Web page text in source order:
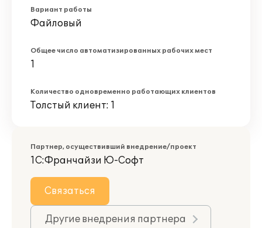
Вариант работы
Файловый
Общее число автоматизированных рабочих мест
1
Количество одновременно работающих клиентов
Толстый клиент: 1
Партнер, осуществивший внедрение/проект
1С:Франчайзи Ю-Софт
Связаться
Другие внедрения партнера